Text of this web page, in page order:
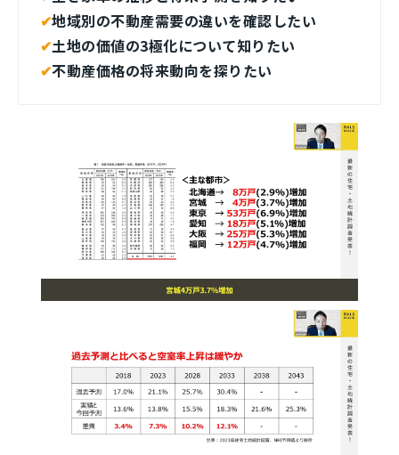
✔︎地域別の不動産需要の違いを確認したい
✔︎土地の価値の3極化について知りたい
✔︎不動産価格の将来動向を探りたい